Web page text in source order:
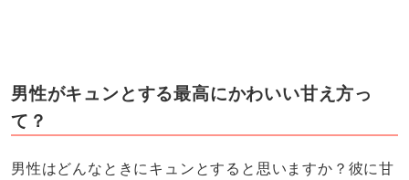
男性がキュンとする最高にかわいい甘え方っ
て？
男性はどんなときにキュンとすると思いますか？彼に甘